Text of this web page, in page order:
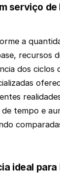
serviço
a
recursos
dos ciclos
tempo e
ideal